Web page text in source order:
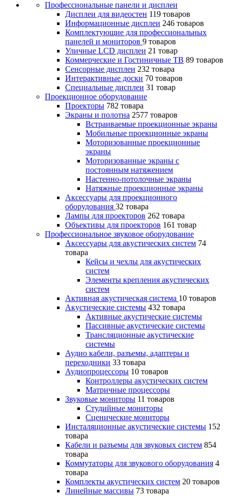
Профессиональные панели и дисплеи
Дисплеи для видеостен 119 товаров
Информационные дисплеи 246 товаров
Комплектующие для профессиональных
панелей и мониторов 9 товаров
Уличные LCD дисплеи 21 товар
Коммерческие и Гостиничные ТВ 89 товаров
Сенсорные дисплеи 232 товара
Интерактивные доски 70 товаров
Специальные дисплеи 31 товар
Проекционное оборудование
Проекторы 782 товара
Экраны и полотна 2577 товаров
Встраиваемые проекционные экраны
Мобильные проекционные экраны
Моторизованные проекционные
экраны
Моторизованные экраны с
постоянным натяжением
Настенно-потолочные экраны
Натяжные проекционные экраны
Аксессуары для проекционного
оборудования 32 товара
Лампы для проекторов 262 товара
Объективы для проекторов 161 товар
Профессиональное звуковое оборудование
Аксессуары для акустических систем 74
товара
Кейсы и чехлы для акустических
систем
Элементы крепления акустических
систем
Активная акустическая система 10 товаров
Акустические системы 432 товара
Активные акустические системы
Пассивные акустические системы
Трансляционные акустические
системы
Аудио кабели, разъемы, адаптеры и
переходники 33 товара
Аудиопроцессоры 10 товаров
Контроллеры акустических систем
Матричные процессоры
Звуковые мониторы 11 товаров
Студийные мониторы
Сценические мониторы
Инсталяционные акустические системы 152
товара
Кабели и разъемы для звуковых систем 854
товара
Коммутаторы для звукового оборудования 4
товара
Комплекты акустических систем 20 товаров
Линейные массивы 73 товара